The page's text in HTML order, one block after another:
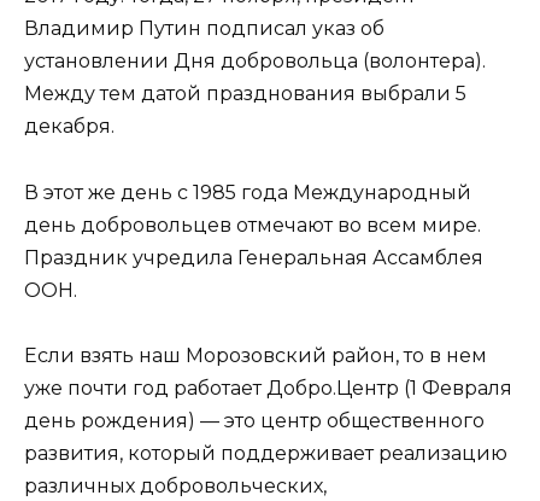
Владимир Путин подписал указ об
установлении Дня добровольца (волонтера).
Между тем датой празднования выбрали 5
декабря.
В этот же день с 1985 года Международный
день добровольцев отмечают во всем мире.
Праздник учредила Генеральная Ассамблея
ООН.
Если взять наш Морозовский район, то в нем
уже почти год работает Добро.Центр (1 Февраля
день рождения) — это центр общественного
развития, который поддерживает реализацию
различных добровольческих,